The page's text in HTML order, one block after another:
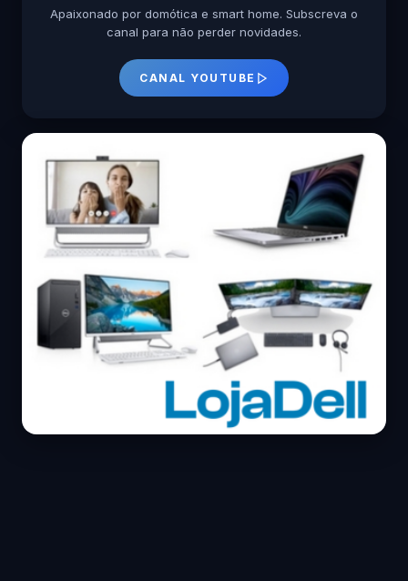
Apaixonado por domótica e smart home. Subscreva o
canal para não perder novidades.
CANAL YOUTUBE